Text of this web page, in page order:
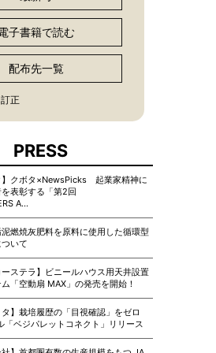
子書籍で読む
配布先一覧
正
PRESS
】クボタ×NewsPicks 起業家精神に
表彰する「第2回
A…
泥燃焼灰肥料を原料に使用した循環型
いて
ーステラ】ビニールハウス用天井設置
「空動扇 MAX」の発売を開始！
タ】栽培履歴の「目視確認」をゼロ
「ベジパレットコネクト」リリース